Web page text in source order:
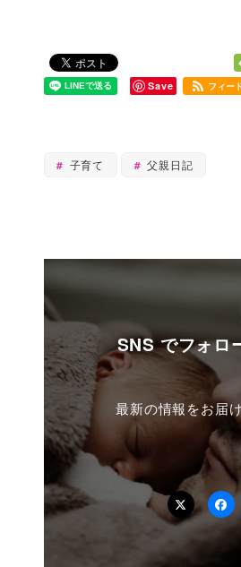
Save フィー
子育て 父親日記
SNS でフォロ
最新の情報をお届
Twitter